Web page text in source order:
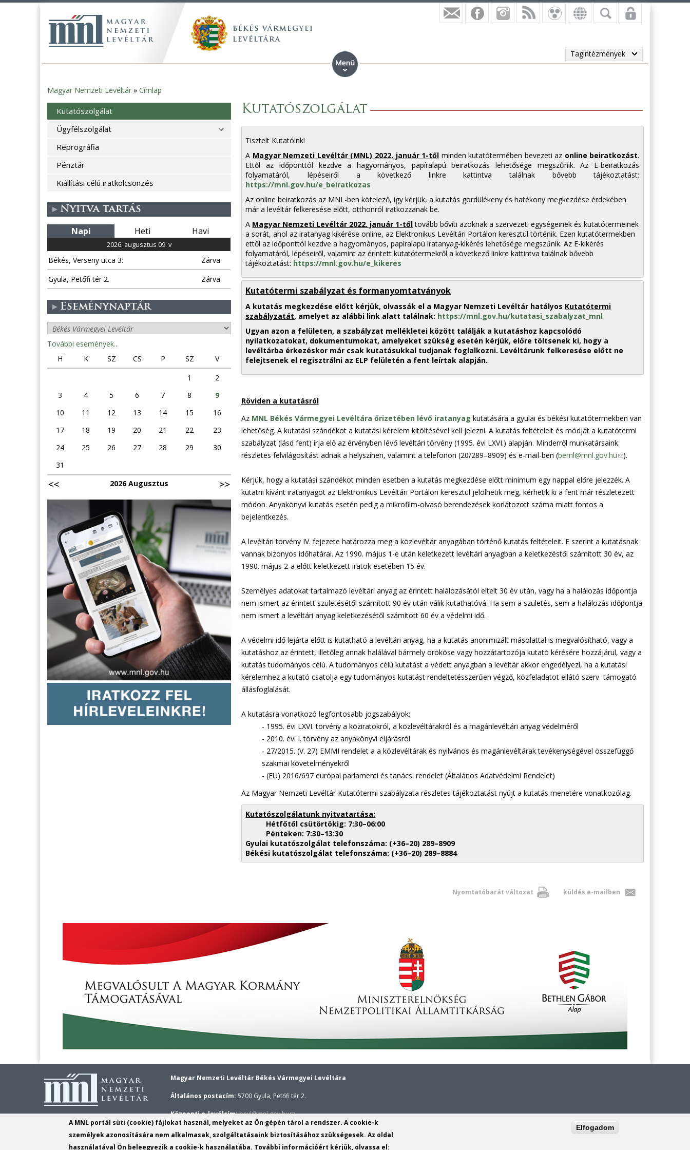
Tagintézmények
Jelenlegi
hely
Magyar Nemzeti Levéltár » Címlap
Kutatószolgálat
Tisztelt Kutatóink!
A Magyar Nemzeti Levéltár (MNL) 2022. január 1-től minden kutatótermében bevezeti az online beiratkozást.
Ettől az időponttól kezdve a hagyományos, papíralapú beiratkozás lehetősége megszűnik. Az E-beiratkozás
folyamatáról, lépéseiről a következő linkre kattintva találnak bővebb tájékoztatást:
https://mnl.gov.hu/e_beiratkozas
Az online beiratkozás az MNL-ben kötelező, így kérjük, a kutatás gördülékeny és hatékony megkezdése érdekében
már a levéltár felkeresése előtt, otthonról iratkozzanak be.
A Magyar Nemzeti Levéltár 2022. január 1-tőltovább bővíti azoknak a szervezeti egységeinek és kutatótermeinek
a sorát, ahol az iratanyag kikérése online, az Elektronikus Levéltári Portálon keresztül történik. Ezen kutatótermekben
ettől az időponttól kezdve a hagyományos, papíralapú iratanyag-kikérés lehetősége megszűnik. Az E-kikérés
folyamatáról, lépéseiről, valamint az érintett kutatótermekről a következő linkre kattintva találnak bővebb
tájékoztatást: https://mnl.gov.hu/e_kikeres
Kutatótermi szabályzat és formanyomtatványok
A kutatás megkezdése előtt kérjük, olvassák el a Magyar Nemzeti Levéltár hatályos Kutatótermi
szabályzatát, amelyet az alábbi link alatt találnak: https://mnl.gov.hu/kutatasi_szabalyzat_mnl
Ugyan azon a felületen, a szabályzat mellékletei között találják a kutatáshoz kapcsolódó
nyilatkozatokat, dokumentumokat, amelyeket szükség esetén kérjük, előre töltsenek ki, hogy a
levéltárba érkezéskor már csak kutatásukkal tudjanak foglalkozni. Levéltárunk felkeresése előtt ne
felejtsenek el regisztrálni az ELP felületén a fent leírtak alapján.
Röviden a kutatásról
Az MNL Békés Vármegyei Levéltára őrizetében lévő iratanyag kutatására a gyulai és békési kutatótermekben van
lehetőség. A kutatási szándékot a kutatási kérelem kitöltésével kell jelezni. A kutatás feltételeit és módját a kutatótermi
szabályzat (lásd fent) írja elő az érvényben lévő levéltári törvény (1995. évi LXVI.) alapján. Minderről munkatársaink
részletes felvilágosítást adnak a helyszínen, valamint a telefonon (20/289–8909) és e-mail-ben (beml@mnl.gov.hu(
i
n
n
d
-
m
l
)
).
Kérjük, hogy a kutatási szándékot minden esetben a kutatás megkezdése előtt minimum egy nappal előre jelezzék. A
kutatni kívánt iratanyagot az Elektronikus Levéltári Portálon keresztül jelölhetik meg, kérhetik ki a fent már részletezett
módon. Anyakönyvi kutatás esetén pedig a mikrofilm-olvasó berendezések korlátozott száma miatt fontos a
bejelentkezés.
A levéltári törvény IV. fejezete határozza meg a közlevéltár anyagában történő kutatás feltételeit. E szerint a kutatásnak
vannak bizonyos időhatárai. Az 1990. május 1-e után keletkezett levéltári anyagban a keletkezéstől számított 30 év, az
1990. május 2-a előtt keletkezett iratok esetében 15 év.
Személyes adatokat tartalmazó levéltári anyag az érintett halálozásától eltelt 30 év után, vagy ha a halálozás időpontja
nem ismert az érintett születésétől számított 90 év után válik kutathatóvá. Ha sem a születés, sem a halálozás időpontja
nem ismert a levéltári anyag keletkezésétől számított 60 év a védelmi idő.
A védelmi idő lejárta előtt is kutatható a levéltári anyag, ha a kutatás anonimizált másolattal is megvalósítható, vagy a
kutatáshoz az érintett, illetőleg annak halálával bármely örököse vagy hozzátartozója kutató kérésére hozzájárul, vagy a
kutatás tudományos célú. A tudományos célú kutatást a védett anyagban a levéltár akkor engedélyezi, ha a kutatási
kérelemhez a kutató csatolja egy tudományos kutatást rendeltetésszerűen végző, közfeladatot ellátó szerv támogató
állásfoglalását.
A kutatásra vonatkozó legfontosabb jogszabályok:
- 1995. évi LXVI. törvény a köziratokról, a közlevéltárakról és a magánlevéltári anyag védelméről
- 2010. évi I. törvény az anyakönyvi eljárásról
- 27/2015. (V. 27) EMMI rendelet a a közlevéltárak és nyilvános és magánlevéltárak tevékenységével összefüggő
szakmai követelményekről
- (EU) 2016/697 európai parlamenti és tanácsi rendelet (Általános Adatvédelmi Rendelet)
Az Magyar Nemzeti Levéltár Kutatótermi szabályzata részletes tájékoztatást nyújt a kutatás menetére vonatkozólag.
Kutatószolgálatunk nyitvatartása:
Hétfőtől csütörtökig: 7:30–06:00
Pénteken: 7:30–13:30
Gyulai kutatószolgálat telefonszáma: (+36–20) 289–8909
Békési kutatószolgálat telefonszáma: (+36–20) 289–8884
Nyomtatóbarát változat küldés e-mailben
Kutatószolgálat
Ügyfélszolgálat
Reprográfia
Pénztár
Kiállítási célú iratkölcsönzés
Nyitva tartás
Napi Heti Havi
2026. augusztus 09. v
Békés, Verseny utca 3.
Zárva
Gyula, Petőfi tér 2.
Zárva
Eseménynaptár
További események..
H
K SZ CS P SZ
V
1
2
3
4 5 6 7 8
9
10
11 12 13 14 15
16
17
18 19 20 21 22
23
24
25 26 27 28 29
30
31
2026 Augusztus
Magyar Nemzeti Levéltár Békés Vármegyei Levéltára
Általános postacím: 5700 Gyula, Petőfi tér 2.
Központi e-levélcím:bevl@mnl.gov.hu(link
sends
e-
Gyulai épület központi telefonszáma:(+36–66) 362–173,Gyulai kutatószolgálat telefonszáma:
A MNL portál süti (cookie) fájlokat használ, melyeket az Ön gépén tárol a rendszer. A cookie-k
személyek azonosítására nem alkalmasak, szolgáltatásaink biztosításához szükségesek. Az oldal
használatával Ön beleegyezik a cookie-k használatába. További információért kérjük, olvassa el:
Elfogadom